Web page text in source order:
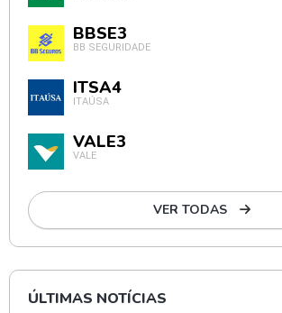
BBSE3
BB SEGURIDADE
ITSA4
ITAÚSA
VALE3
VALE
VER TODAS
ÚLTIMAS NOTÍCIAS